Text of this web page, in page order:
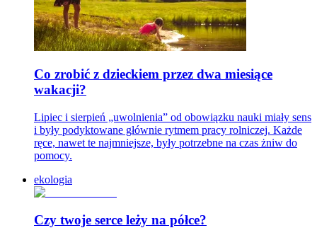
Co zrobić z dzieckiem przez dwa miesiące
wakacji?
Lipiec i sierpień „uwolnienia” od obowiązku nauki miały sens
i były podyktowane głównie rytmem pracy rolniczej. Każde
ręce, nawet te najmniejsze, były potrzebne na czas żniw do
pomocy.
ekologia
Czy twoje serce leży na półce?